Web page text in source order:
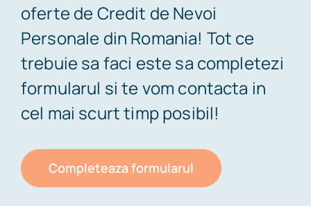
oferte de Credit de Nevoi
Personale din Romania! Tot ce
trebuie sa faci este sa completezi
formularul si te vom contacta in
cel mai scurt timp posibil!
Completeaza formularul